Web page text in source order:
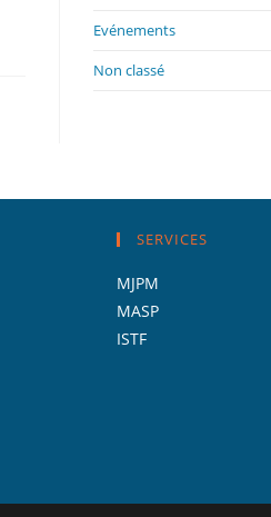
Evénements
Non classé
SERVICES
MJPM
MASP
ISTF